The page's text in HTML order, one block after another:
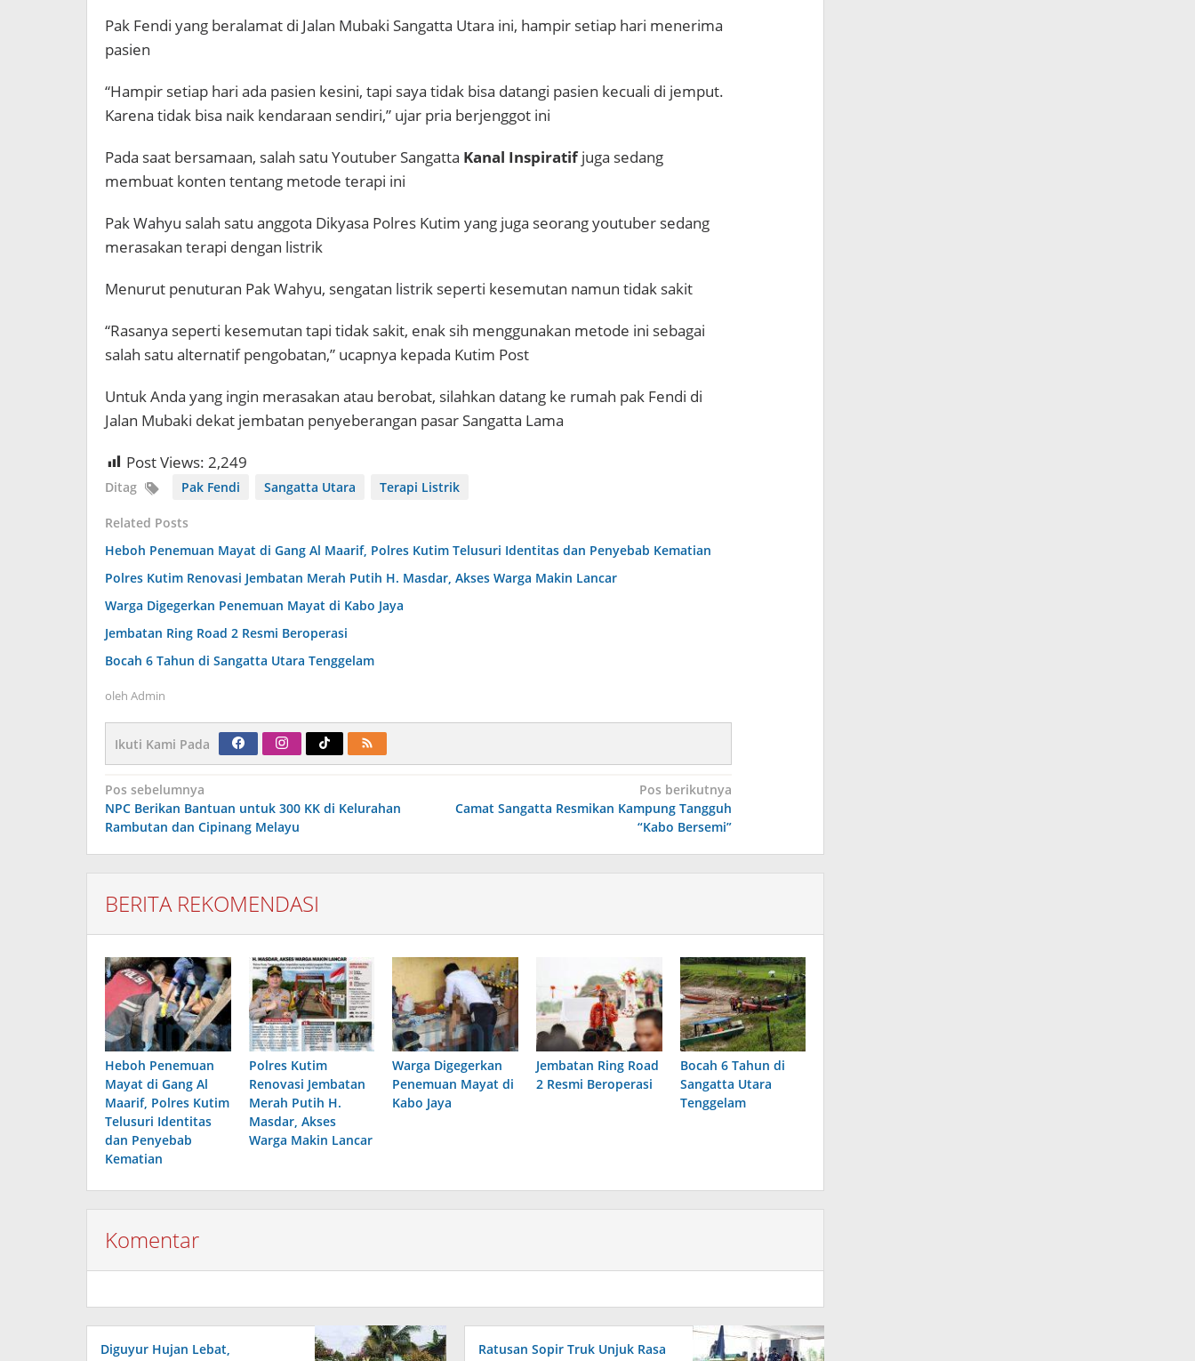
Pak Fendi yang beralamat di Jalan Mubaki Sangatta Utara ini, hampir setiap hari menerima
pasien
“Hampir setiap hari ada pasien kesini, tapi saya tidak bisa datangi pasien kecuali di jemput.
Karena tidak bisa naik kendaraan sendiri,” ujar pria berjenggot ini
Pada saat bersamaan, salah satu Youtuber Sangatta Kanal Inspiratifjuga sedang
membuat konten tentang metode terapi ini
Pak Wahyu salah satu anggota Dikyasa Polres Kutim yang juga seorang youtuber sedang
merasakan terapi dengan listrik
Menurut penuturan Pak Wahyu, sengatan listrik seperti kesemutan namun tidak sakit
“Rasanya seperti kesemutan tapi tidak sakit, enak sih menggunakan metode ini sebagai
salah satu alternatif pengobatan,” ucapnya kepada Kutim Post
Untuk Anda yang ingin merasakan atau berobat, silahkan datang ke rumah pak Fendi di
Jalan Mubaki dekat jembatan penyeberangan pasar Sangatta Lama
Post Views: 2,249
Ditag Pak Fendi Sangatta Utara Terapi Listrik
Related Posts
Heboh Penemuan Mayat di Gang Al Maarif, Polres Kutim Telusuri Identitas dan Penyebab Kematian
Polres Kutim Renovasi Jembatan Merah Putih H. Masdar, Akses Warga Makin Lancar
Warga Digegerkan Penemuan Mayat di Kabo Jaya
Jembatan Ring Road 2 Resmi Beroperasi
Bocah 6 Tahun di Sangatta Utara Tenggelam
oleh Admin
Ikuti Kami Pada
Navigasi
pos
Pos sebelumnya
NPC Berikan Bantuan untuk 300 KK di Kelurahan
Rambutan dan Cipinang Melayu
Pos berikutnya
Camat Sangatta Resmikan Kampung Tangguh
“Kabo Bersemi”
BERITA REKOMENDASI
Heboh Penemuan
Mayat di Gang Al
Maarif, Polres Kutim
Telusuri Identitas
dan Penyebab
Kematian
Polres Kutim
Renovasi Jembatan
Merah Putih H.
Masdar, Akses
Warga Makin Lancar
Warga Digegerkan
Penemuan Mayat di
Kabo Jaya
Jembatan Ring Road
2 Resmi Beroperasi
Bocah 6 Tahun di
Sangatta Utara
Tenggelam
Komentar
Diguyur Hujan Lebat,
Ratusan Sopir Truk Unjuk Rasa